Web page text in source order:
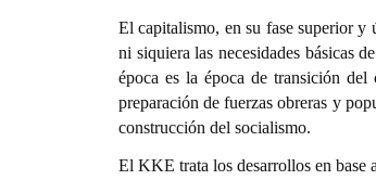
El capitalismo, en su fase superior y
ni siquiera las necesidades básicas
época es la época de transición
preparación de fuerzas obreras y
construcción del socialismo.
El KKE trata los desarrollos en base